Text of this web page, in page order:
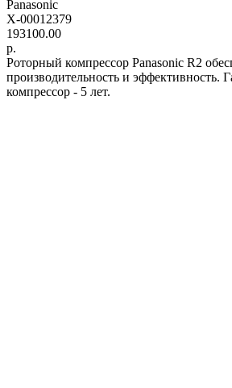
Panasonic
X-00012379
193100.00
р.
Роторный компрессор Panasonic R2
производительность и эффективность.
компрессор - 5 лет.